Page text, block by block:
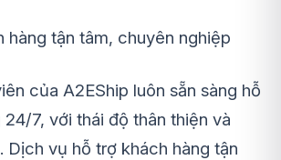
hàng tận tâm, chuyên nghiệp
của A2EShip luôn sẵn sàng hỗ
7, với thái độ thân thiện và
Dịch vụ hỗ trợ khách hàng tận